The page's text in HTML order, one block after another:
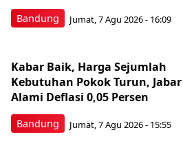
Bandung Jumat, 7 Agu 2026 - 16:09
Bandung
Kabar Baik, Harga Sejumlah
Kebutuhan Pokok Turun, Jabar
Alami Deflasi 0,05 Persen
Jumat, 7 Agu 2026 - 15:55